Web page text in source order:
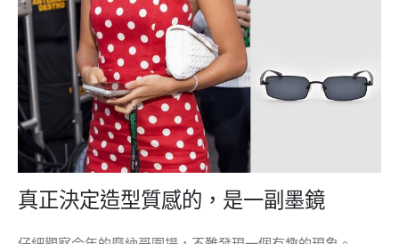
真正決定造型質感的，是一副墨鏡